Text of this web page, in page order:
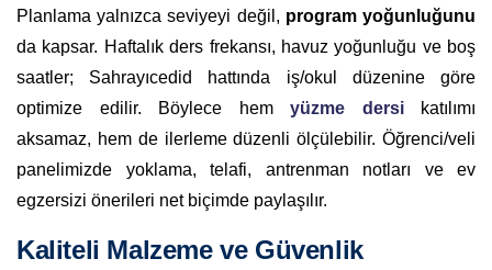
Planlama yalnızca seviyeyi değil, program yoğunluğunu
da kapsar. Haftalık ders frekansı, havuz yoğunluğu ve boş
saatler; Sahrayıcedid hattında iş/okul düzenine göre
optimize edilir. Böylece hem yüzme dersikatılımı
aksamaz, hem de ilerleme düzenli ölçülebilir. Öğrenci/veli
panelimizde yoklama, telafi, antrenman notları ve ev
egzersizi önerileri net biçimde paylaşılır.
Kaliteli Malzeme ve Güvenlik